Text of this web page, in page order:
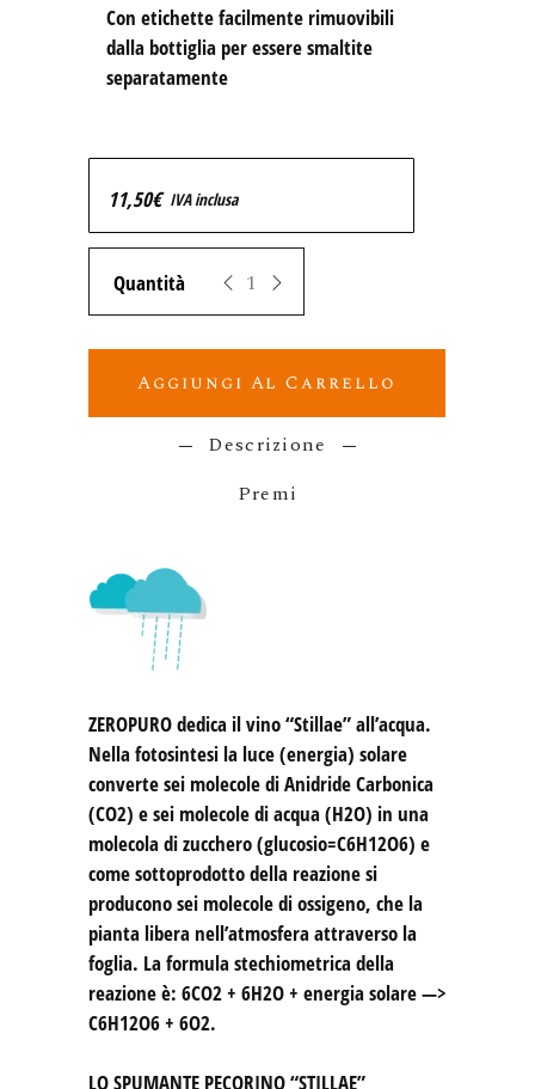
Con etichette facilmente rimuovibili
dalla bottiglia per essere smaltite
separatamente
11,50€IVA inclusa
Zeropuro STILLAE Pecorino Spumante
Aggiungi Al Carrello
Descrizione
Premi
ZEROPUROdedica il vino “Stillae” all’acqua.
Nella fotosintesi la luce (energia) solare
converte sei molecole di Anidride Carbonica
(CO2) e sei molecole di acqua (H2O) in una
molecola di zucchero (glucosio=C6H12O6) e
come sottoprodotto della reazione si
producono sei molecole di ossigeno, che la
pianta libera nell’atmosfera attraverso la
foglia. La formula stechiometrica della
reazione è: 6CO2 + 6H2O + energia solare —>
C6H12O6 + 6O2.
LO SPUMANTE PECORINO “STILLAE”